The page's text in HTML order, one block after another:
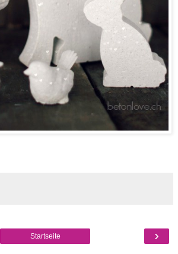
›
Startseite